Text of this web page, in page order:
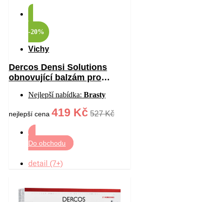
-20%
Vichy
Dercos Densi Solutions
obnovující balzám pro
Nejlepší nabídka: Brasty
nejlepší cena 419 Kč 527 Kč
Do obchodu
detail (7+)